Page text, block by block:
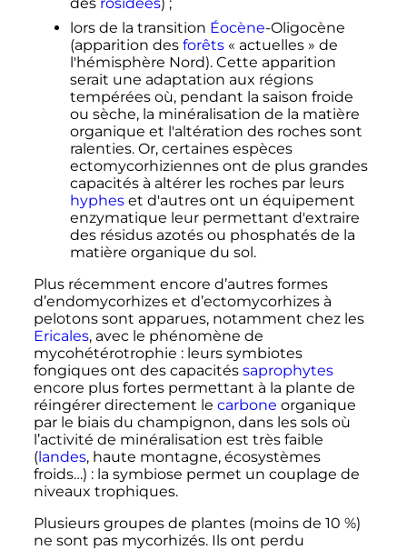
lors de la transition Éocène-Oligocène
(apparition des forêts« actuelles » de
l'hémisphère Nord). Cette apparition
serait une adaptation aux régions
tempérées où, pendant la saison froide
ou sèche, la minéralisation de la matière
organique et l'altération des roches sont
ralenties. Or, certaines espèces
ectomycorhiziennes ont de plus grandes
capacités à altérer les roches par leurs
hypheset d'autres ont un équipement
enzymatique leur permettant d'extraire
des résidus azotés ou phosphatés de la
matière organique du sol.
Plus récemment encore d’autres formes
d’endomycorhizes et d’ectomycorhizes à
pelotons sont apparues, notamment chez les
Ericales, avec le phénomène de
mycohétérotrophie : leurs symbiotes
fongiques ont des capacités saprophytes
encore plus fortes permettant à la plante de
réingérer directement le carbone organique
par le biais du champignon, dans les sols où
l’activité de minéralisation est très faible
(landes, haute montagne, écosystèmes
froids…) : la symbiose permet un couplage de
niveaux trophiques.
Plusieurs groupes de plantes (moins de 10 %)
ne sont pas mycorhizés. Ils ont perdu